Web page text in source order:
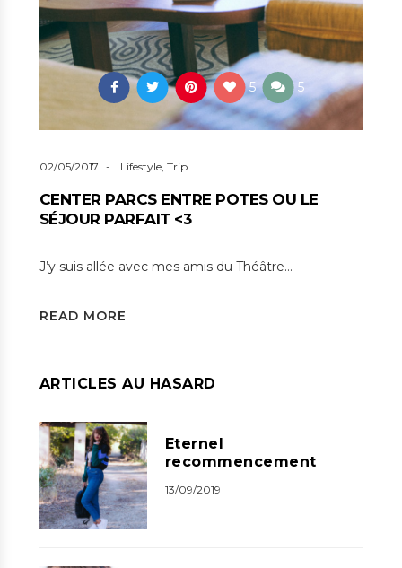
5 5
02/05/2017 Lifestyle, Trip
CENTER PARCS ENTRE POTES OU LE
SÉJOUR PARFAIT <3
J’y suis allée avec mes amis du Théâtre…
READ MORE
ARTICLES AU HASARD
Eternel
recommencement
13/09/2019